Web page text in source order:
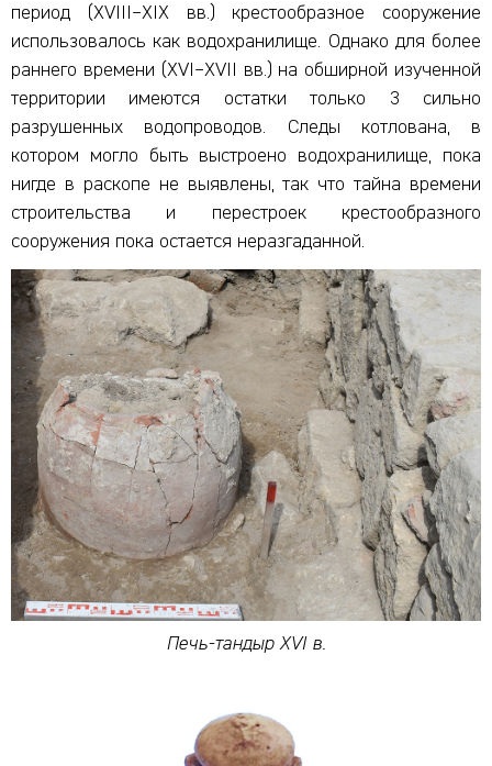
период (XVIII–XIX вв.) крестообразное сооружение
использовалось как водохранилище. Однако для более
раннего времени (XVI–XVII вв.) на обширной изученной
территории имеются остатки только 3 сильно
разрушенных водопроводов. Следы котлована, в
котором могло быть выстроено водохранилище, пока
нигде в раскопе не выявлены, так что тайна времени
строительства и перестроек крестообразного
сооружения пока остается неразгаданной.
Печь-тандыр XVI в.